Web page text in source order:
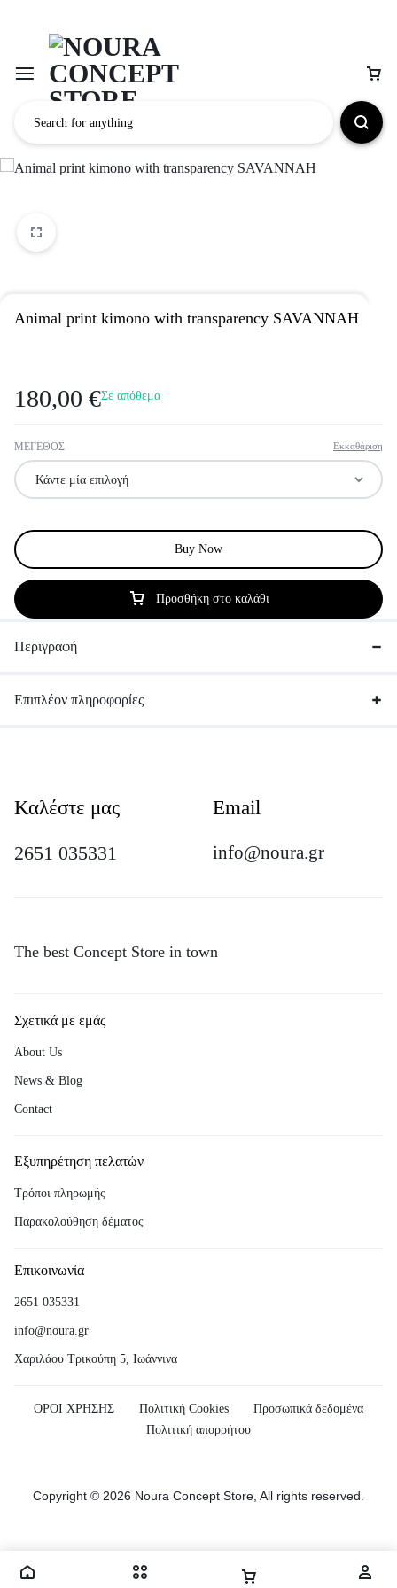
Animal print kimono with transparency SAVANNAH
180,00 €Σε απόθεμα
ΜΕΓΕΘΟΣ Εκκαθάριση
Προσθήκη στο καλάθι
Buy Now
Περιγραφή
Επιπλέον πληροφορίες
Καλέστε μας
2651 035331
Email
info@noura.gr
The best Concept Store in town
Σχετικά με εμάς
About Us
News & Blog
Contact
Εξυπηρέτηση πελατών
Τρόποι πληρωμής
Παρακολούθηση δέματος
Επικοινωνία
2651 035331
info@noura.gr
Χαριλάου Τρικούπη 5, Ιωάννινα
ΟΡΟΙ ΧΡΗΣΗΣ Πολιτική Cookies
Προσωπικά δεδομένα
Πολιτική απορρήτου
Copyright © 2026 Noura Concept Store, All rights reserved.